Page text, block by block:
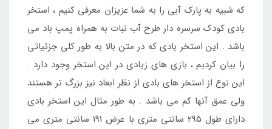
که شبیه به پارک آبی را به شما عزیزان معرفی کنیم ، استخر
بادی کودک سرسره دار طرح آب نبات به همراه پمپ باد می
باشد . این استخر بادی که در متن بالا به طور کلی جزئیاتی
را بیان کردیم ، بازی های زیادی در این استخر وجود دارد .
این نوع از استخر های بادی از نظر ابعاد نیز بزرگ تر هستند
ولی عمق آنها کم می باشد . به طور مثال این استخر بادی
دارای طول 295 سانتی متری با عرض 191 سانتی متری می